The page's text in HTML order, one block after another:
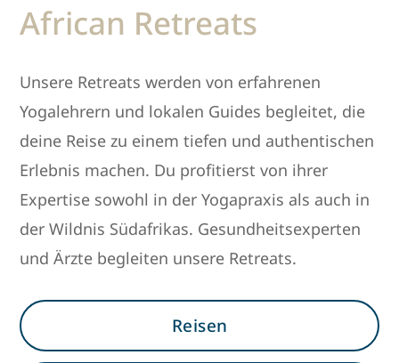
African Retreats
Unsere Retreats werden von erfahrenen
Yogalehrern und lokalen Guides begleitet, die
deine Reise zu einem tiefen und authentischen
Erlebnis machen. Du profitierst von ihrer
Expertise sowohl in der Yogapraxis als auch in
der Wildnis Südafrikas. Gesundheitsexperten
und Ärzte begleiten unsere Retreats.
Reisen